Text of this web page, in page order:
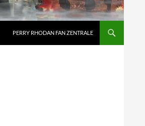
PERRY RHODAN FAN ZENTRALE